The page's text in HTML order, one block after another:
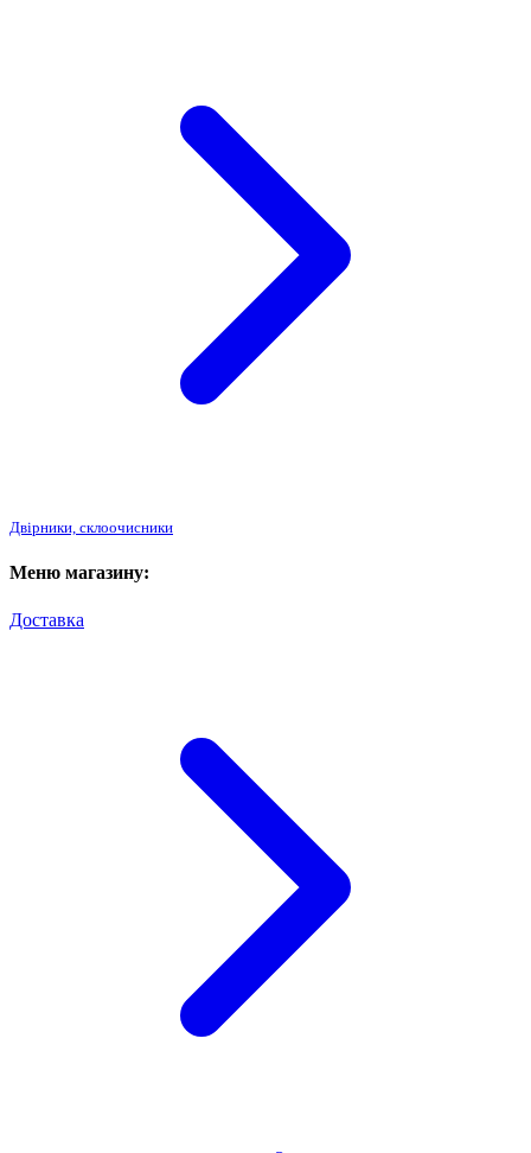
Двірники, склоочисники
Меню магазину:
Доставка